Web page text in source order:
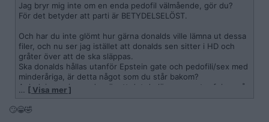
Jag bryr mig inte om en enda pedofil välmående, gör du?
För det betyder att parti är BETYDELSELÖST.
Och har du inte glömt hur gärna donalds ville lämna ut dessa
filer, och nu ser jag istället att donalds sen sitter i HD och
gråter över att de ska släppas.
Ska donalds hållas utanför Epstein gate och pedofili/sex med
minderåriga, är detta något som du står bakom?
Anledningen jag undrar är att det du lägger en stor fokus på
demokrater.
… [ Visa mer ]
🙄😁🤣